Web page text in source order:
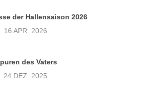
der Hallensaison 2026
16 APR. 2026
des Vaters
24 DEZ. 2025